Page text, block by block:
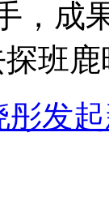
，成
班鹿